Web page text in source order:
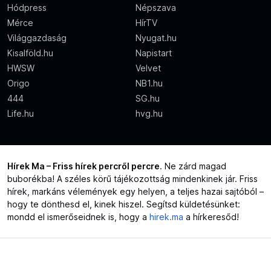
Hódpress
Népszava
Mérce
HírTV
Világgazdaság
Nyugat.hu
Kisalföld.hu
Napistart
HWSW
Velvet
Origo
NB1.hu
444
SG.hu
Life.hu
hvg.hu
Hírek Ma – Friss hírek percről percre. Ne zárd magad
buborékba! A széles körű tájékozottság mindenkinek jár. Friss
hírek, markáns vélemények egy helyen, a teljes hazai sajtóból –
hogy te dönthesd el, kinek hiszel. Segítsd küldetésünket:
mondd el ismerőseidnek is, hogy a hirek.ma a hírkeresőd!